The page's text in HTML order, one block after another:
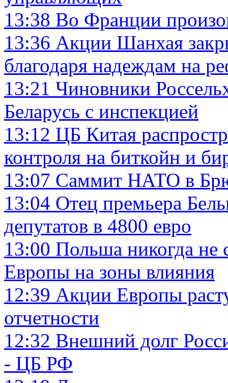
13:38 Во Франции
13:36 Акции Шанхая
благодаря надеждам на
13:21 Чиновники
Беларусь с инспекцией
13:12 ЦБ Китая
контроля на биткойн и
13:07 Саммит НАТО в
13:04 Отец премьера
депутатов в 4800 евро
13:00 Польша никогда не
Европы на зоны влияния
12:39 Акции Европы
отчетности
12:32 Внешний долг
- ЦБ РФ